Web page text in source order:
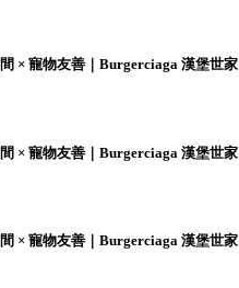
× 寵物友善｜Burgerciaga 漢堡世家
× 寵物友善｜Burgerciaga 漢堡世家
× 寵物友善｜Burgerciaga 漢堡世家